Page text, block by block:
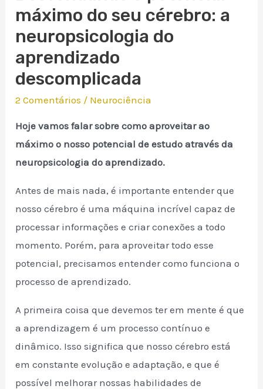
máximo do seu cérebro: a
neuropsicologia do
aprendizado
descomplicada
2 Comentários / Neurociência
Hoje vamos falar sobre como aproveitar ao
máximo o nosso potencial de estudo através da
neuropsicologia do aprendizado.
Antes de mais nada, é importante entender que
nosso cérebro é uma máquina incrível capaz de
processar informações e criar conexões a todo
momento. Porém, para aproveitar todo esse
potencial, precisamos entender como funciona o
processo de aprendizado.
A primeira coisa que devemos ter em mente é que
a aprendizagem é um processo contínuo e
dinâmico. Isso significa que nosso cérebro está
em constante evolução e adaptação, e que é
possível melhorar nossas habilidades de